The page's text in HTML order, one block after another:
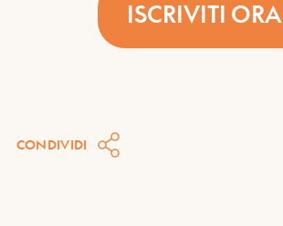
ISCRIVITI ORA
CONDIVIDI